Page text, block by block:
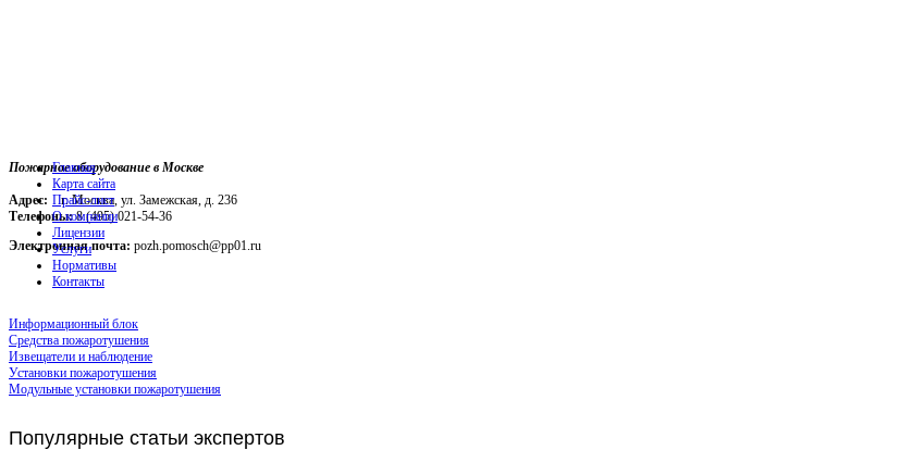
Пожарное оборудование в Москве
Адрес: г. Москва, ул. Замежская, д. 236
Телефоны:8 (495) 021-54-36
Электронная почта: pozh.pomosch@pp01.ru
Главная
Карта сайта
Прайс-лист
О компании
Лицензии
Услуги
Нормативы
Контакты
Информационный блок
Средства пожаротушения
Извещатели и наблюдение
Установки пожаротушения
Модульные установки пожаротушения
Популярные статьи экспертов